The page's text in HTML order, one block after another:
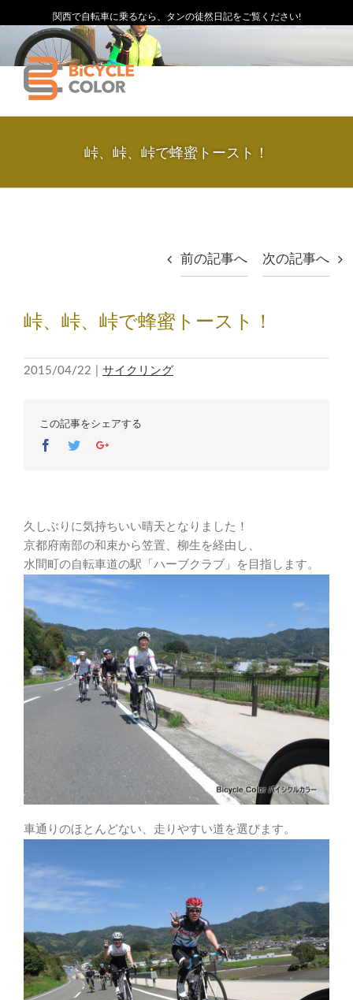
関西で自転車に乗るなら、タンの徒然日記をご覧ください!
峠、峠、峠で蜂蜜トースト！
前の記事へ 次の記事へ
峠、峠、峠で蜂蜜トースト！
2015/04/22 サイクリング
この記事をシェアする
Facebook
TwitterGoogle+
久しぶりに気持ちいい晴天となりました！
京都府南部の和束から笠置、柳生を経由し、
水間町の自転車道の駅「ハーブクラブ」を目指します。
車通りのほとんどない、走りやすい道を選びます。